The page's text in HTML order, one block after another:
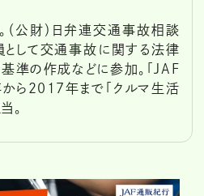
（公財）日弁連交通事故相談
として交通事故に関する法律
準の作成などに参加。「JAF
ら2017年まで「クルマ生活
。